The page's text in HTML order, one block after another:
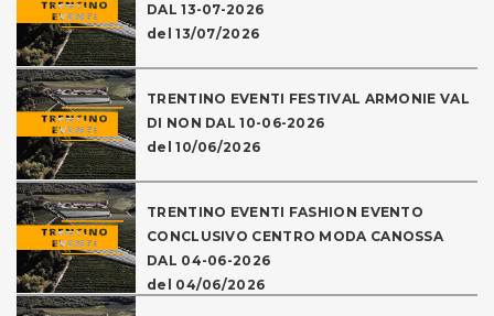
DAL 13-07-2026
del 13/07/2026
TRENTINO EVENTI FESTIVAL ARMONIE VAL
DI NON DAL 10-06-2026
del 10/06/2026
TRENTINO EVENTI FASHION EVENTO
CONCLUSIVO CENTRO MODA CANOSSA
DAL 04-06-2026
del 04/06/2026